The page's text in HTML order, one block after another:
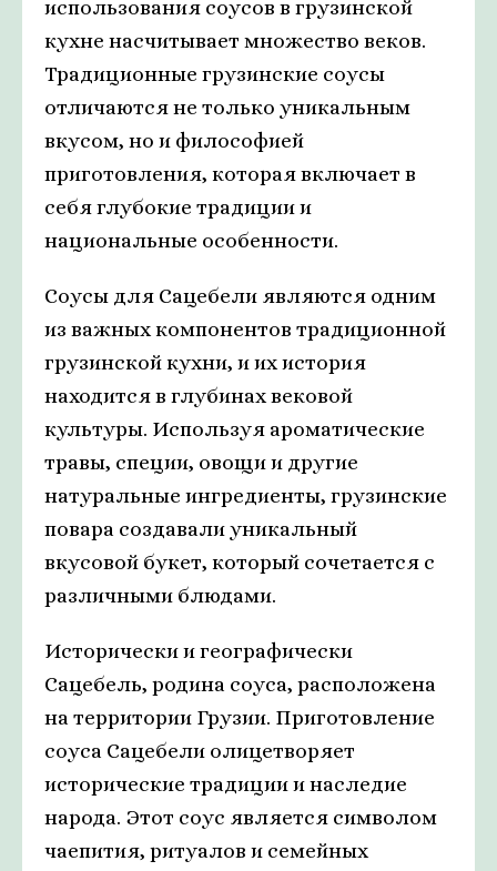
использования соусов в грузинской
кухне насчитывает множество веков.
Традиционные грузинские соусы
отличаются не только уникальным
вкусом, но и философией
приготовления, которая включает в
себя глубокие традиции и
национальные особенности.
Соусы для Сацебели являются одним
из важных компонентов традиционной
грузинской кухни, и их история
находится в глубинах вековой
культуры. Используя ароматические
травы, специи, овощи и другие
натуральные ингредиенты, грузинские
повара создавали уникальный
вкусовой букет, который сочетается с
различными блюдами.
Исторически и географически
Сацебель, родина соуса, расположена
на территории Грузии. Приготовление
соуса Сацебели олицетворяет
исторические традиции и наследие
народа. Этот соус является символом
чаепития, ритуалов и семейных